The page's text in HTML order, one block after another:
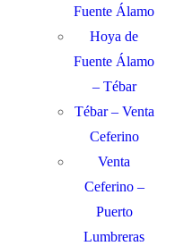
Fuente Álamo
Hoya de
Fuente Álamo
– Tébar
Tébar – Venta
Ceferino
Venta
Ceferino –
Puerto
Lumbreras